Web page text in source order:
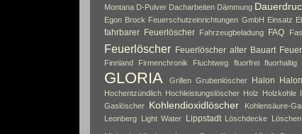
Montana D-Pulver Dacharbeiten Dämmung
Egon Brock Feuerschutzeinrichtungen GmbH Einsatz
fahrbarer Feuerlöscher Fahrzeugbeladung FAQ
Feuerlöscher Feuerlöscher alter Bauart
Finnland
Firmenchronik Fluchtweg fluorfrei fluorhaltig
GLORIA Grillen Grubenlöscher Halon
Hochentzündlich Hochleistungslöscher Holz Holzkohle
Gaslöscher Kohlendioxidlöscher Kohlensäure-
Leonberg Light Water Lippstadt Löschdecke Löschen